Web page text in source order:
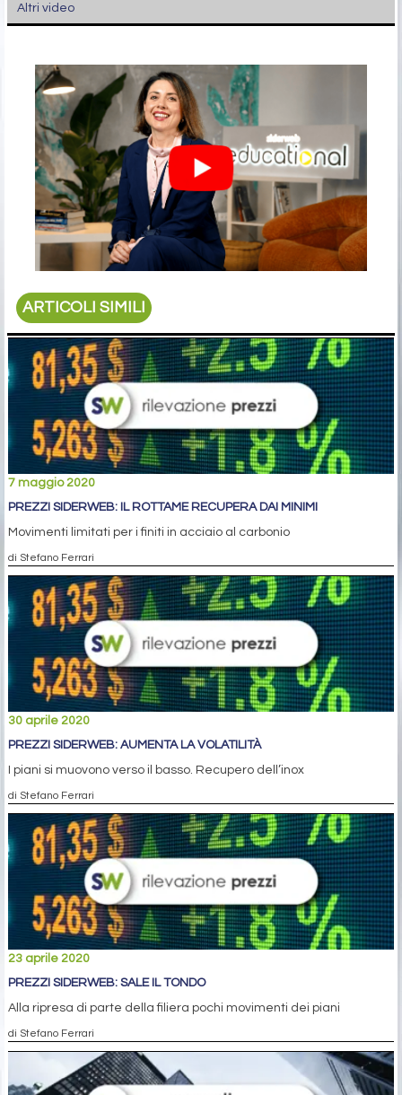
Altri video
ARTICOLI SIMILI
7 maggio 2020
PREZZI SIDERWEB: IL ROTTAME RECUPERA DAI MINIMI
Movimenti limitati per i finiti in acciaio al carbonio
di Stefano Ferrari
30 aprile 2020
PREZZI SIDERWEB: AUMENTA LA VOLATILITÀ
I piani si muovono verso il basso. Recupero dell’inox
di Stefano Ferrari
23 aprile 2020
PREZZI SIDERWEB: SALE IL TONDO
Alla ripresa di parte della filiera pochi movimenti dei piani
di Stefano Ferrari